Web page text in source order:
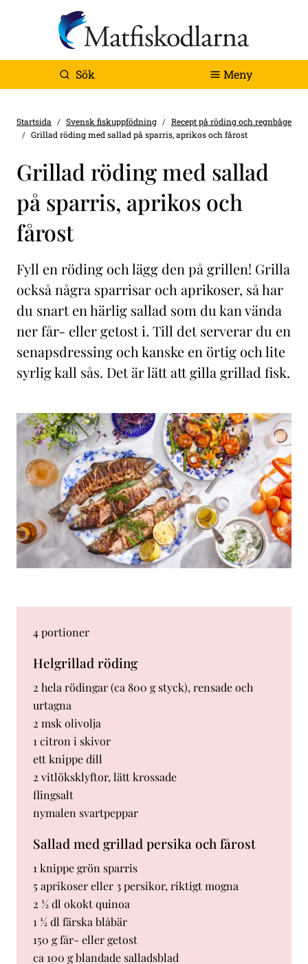
Sök Meny
Startsida Svensk fiskuppfödning
Recept på röding och regnbåge
Grillad röding med sallad på sparris, aprikos och fårost
Grillad röding med sallad
på sparris, aprikos och
fårost
Fyll en röding och lägg den på grillen! Grilla
också några sparrisar och aprikoser, så har
du snart en härlig sallad som du kan vända
ner får- eller getost i. Till det serverar du en
senapsdressing och kanske en örtig och lite
syrlig kall sås. Det är lätt att gilla grillad fisk.
4 portioner
Helgrillad röding
2 hela rödingar (ca 800 g styck), rensade och
urtagna
2 msk olivolja
1 citron i skivor
ett knippe dill
2 vitlöksklyftor, lätt krossade
flingsalt
nymalen svartpeppar
Sallad med grillad persika och fårost
1 knippe grön sparris
5 aprikoser eller 3 persikor, riktigt mogna
2 ½ dl okokt quinoa
1 ½ dl färska blåbär
150 g får- eller getost
ca 100 g blandade salladsblad